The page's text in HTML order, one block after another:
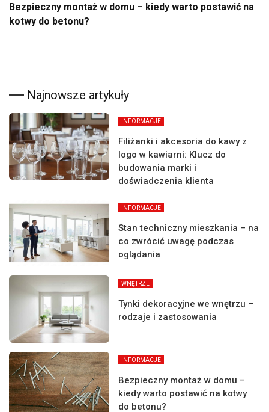
Bezpieczny montaż w domu – kiedy warto postawić na
kotwy do betonu?
Najnowsze artykuły
INFORMACJE
Filiżanki i akcesoria do kawy z
logo w kawiarni: Klucz do
budowania marki i
doświadczenia klienta
INFORMACJE
Stan techniczny mieszkania – na
co zwrócić uwagę podczas
oglądania
WNĘTRZE
Tynki dekoracyjne we wnętrzu –
rodzaje i zastosowania
INFORMACJE
Bezpieczny montaż w domu –
kiedy warto postawić na kotwy
do betonu?